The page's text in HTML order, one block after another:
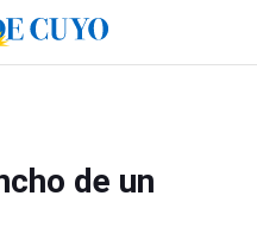
de un